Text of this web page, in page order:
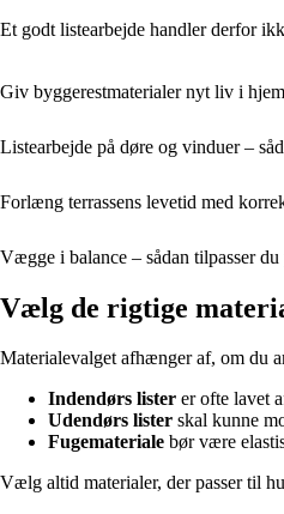
Et godt listearbejde handler derfor
Giv bygge­restmaterialer nyt liv i
Listearbejde på døre og vinduer –
Forlæng terrassens levetid med
Vægge i balance – sådan tilpasser
Vælg de rigtige
Materialevalget afhænger af, om du
Indendørs lister er ofte lavet
Udendørs lister skal kunne
Fugemateriale bør være
Vælg altid materialer, der passer til